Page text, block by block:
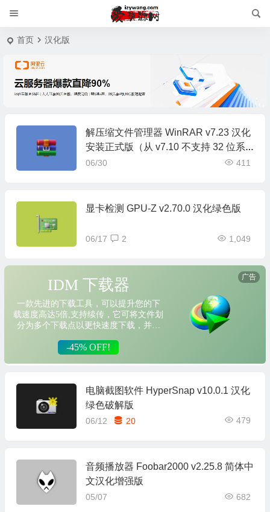
首页 汉化版
解压缩文件管理器 WinRAR v7.23 汉化
安装正式版（从 v7.10 不支持 32 位系
统）
06/30 411
显卡检测 GPU-Z v2.70.0 汉化绿色版
06/17 1,049
2
电脑截图软件 HyperSnap v10.0.1 汉化
绿色破解版
06/12 479
20
音频播放器 Foobar2000 v2.25.8 简体中
文汉化增强版
05/07 682